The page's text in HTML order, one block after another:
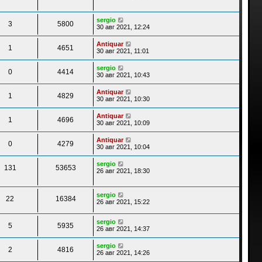
3 5800
sergio
30 авг 2021, 12:24
1 4651
Antiquar
30 авг 2021, 11:01
0 4414
sergio
30 авг 2021, 10:43
1 4829
Antiquar
30 авг 2021, 10:30
1 4696
Antiquar
30 авг 2021, 10:09
0 4279
Antiquar
30 авг 2021, 10:04
131 53653
sergio
26 авг 2021, 18:30
22 16384
sergio
26 авг 2021, 15:22
5 5935
sergio
26 авг 2021, 14:37
2 4816
sergio
26 авг 2021, 14:26